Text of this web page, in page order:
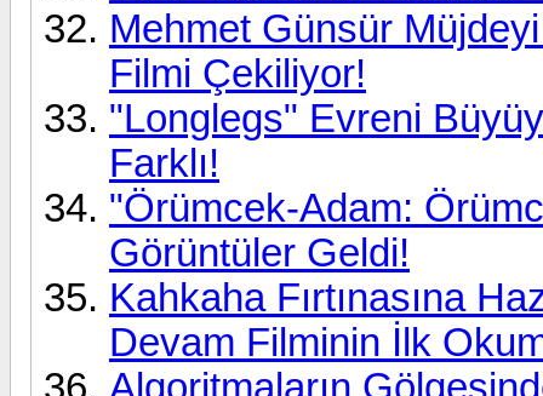
Mehmet Günsür
Filmi Çekiliyor!
"Longlegs" Evreni
Farklı!
"Örümcek-Adam:
Görüntüler Geldi!
Kahkaha Fırtınasına
Devam Filminin İlk
Algoritmaların